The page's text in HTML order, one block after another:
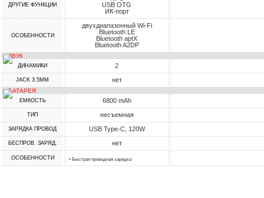
ДРУГИЕ ФУНКЦИИ
USB OTG
ИК-порт
ОСОБЕННОСТИ
двухдиапазонный Wi-Fi
Bluetooth LE
Bluetooth aptX
Bluetooth A2DP
ЗВУК
ДИНАМИКИ 2
JACK 3.5MM нет
БАТАРЕЯ
ЕМКОСТЬ 6800 mAh
ТИП несъемная
ЗАРЯДКА ПРОВОД USB Type-C, 120W
БЕСПРОВ. ЗАРЯД. нет
ОСОБЕННОСТИ • Быстрая проводная зарядка